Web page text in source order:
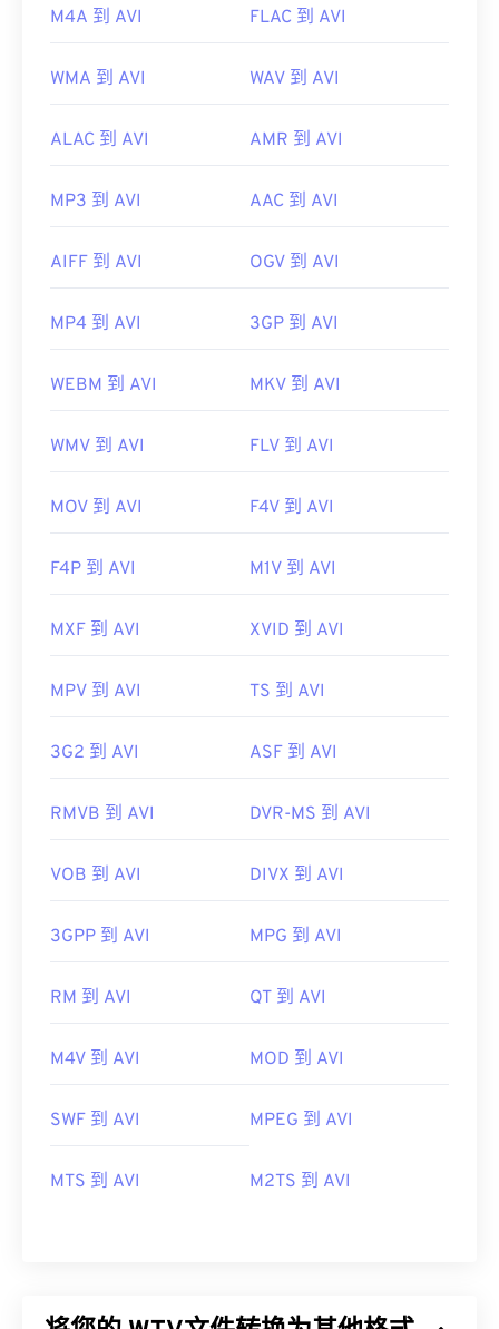
M4A 到 AVI FLAC 到 AVI
WMA 到 AVI WAV 到 AVI
ALAC 到 AVI AMR 到 AVI
MP3 到 AVI AAC 到 AVI
AIFF 到 AVI OGV 到 AVI
MP4 到 AVI 3GP 到 AVI
WEBM 到 AVI MKV 到 AVI
WMV 到 AVI FLV 到 AVI
MOV 到 AVI F4V 到 AVI
F4P 到 AVI M1V 到 AVI
MXF 到 AVI XVID 到 AVI
MPV 到 AVI TS 到 AVI
3G2 到 AVI ASF 到 AVI
RMVB 到 AVI DVR-MS 到 AVI
VOB 到 AVI DIVX 到 AVI
3GPP 到 AVI MPG 到 AVI
RM 到 AVI QT 到 AVI
M4V 到 AVI MOD 到 AVI
SWF 到 AVI MPEG 到 AVI
MTS 到 AVI M2TS 到 AVI